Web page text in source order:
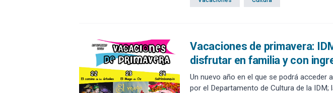
Vacaciones de primavera:
disfrutar en familia y con
Un nuevo año en el que se podrá
por el Departamento de Cultura de la